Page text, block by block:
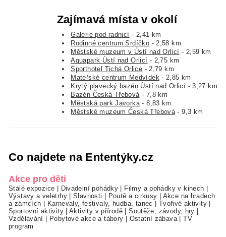
Zajímavá místa v okolí
Galerie pod radnicí - 2,41 km
Rodinné centrum Srdíčko - 2,58 km
Městské muzeum v Ústí nad Orlicí - 2,59 km
Aquapark Ústí nad Orlicí - 2,75 km
Sporthotel Tichá Orlice - 2,79 km
Mateřské centrum Medvídek- 2,85 km
Krytý plavecký bazén Ústí nad Orlicí - 3,27 km
Bazén Česká Třebová- 7,8 km
Městská park Javorka- 8,83 km
Městské muzeum Česká Třebová- 9,3 km
Co najdete na Ententýky.cz
Akce pro děti
Stálé expozice Divadelní pohádky Filmy a pohádky v kinech
Výstavy a veletrhy|Slavnosti Poutě a cirkusy
Akce na hradech
a zámcích
Karnevaly, festivaly, hudba, tanec Tvořivé aktivity
Sportovní aktivity|Aktivity v přírodě |Soutěže, závody, hry
Vzdělávání
Pobytové akce a tábory Ostatní zábava|TV
program